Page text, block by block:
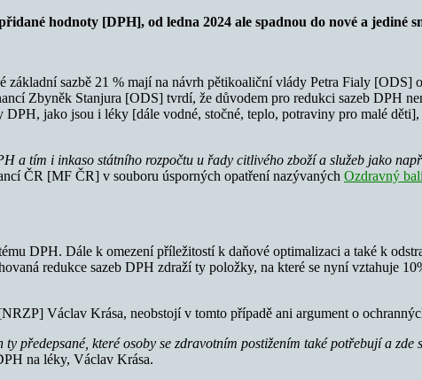
hodnoty [DPH], od ledna 2024 ale spadnou do nové a jediné
sazbě 21 % mají na návrh pětikoaliční vlády Petra Fialy [ODS]
Zbyněk Stanjura [ODS] tvrdí, že důvodem pro redukci sazeb DPH
jako jsou i léky [dále vodné, stočné, teplo, potraviny pro malé
a tím i inkaso státního rozpočtu u řady citlivého zboží a služeb jako
ČR [MF ČR] v souboru úsporných opatření nazývaných Ozdravný
DPH. Dále k omezení příležitostí k daňové optimalizaci a také k
redukce sazeb DPH zdraží ty položky, na které se nyní vztahuje
Václav Krása, neobstojí v tomto případě ani argument o
předepsané, které osoby se zdravotním postižením také potřebují a
na léky, Václav Krása.